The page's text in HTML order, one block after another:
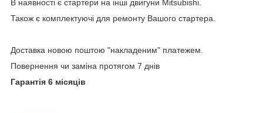
В наявності є стартери на інші двигуни Mitsubishi.
Також є комплектуючі для ремонту Вашого стартера.
Доставка новою поштою "накладеним" платежем.
Повернення чи заміна протягом 7 днів
Гарантія 6 місяців